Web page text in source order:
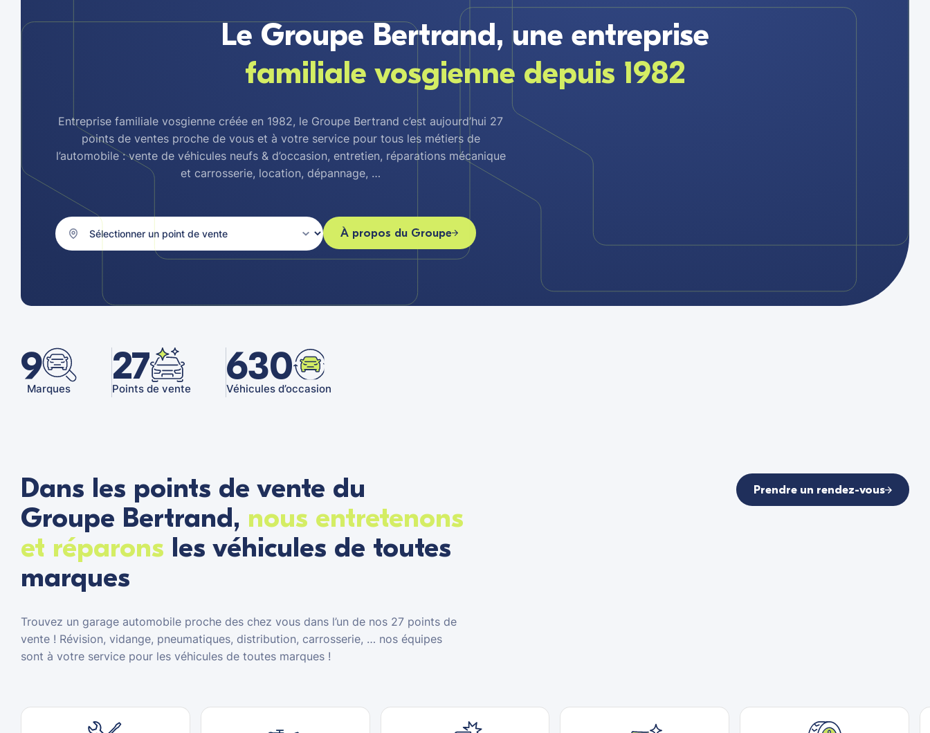
Le Groupe Bertrand, une entreprise
familiale vosgienne depuis 1982
Entreprise familiale vosgienne créée en 1982, le Groupe Bertrand c’est aujourd’hui 27
points de ventes proche de vous et à votre service pour tous les métiers de
l’automobile : vente de véhicules neufs & d’occasion, entretien, réparations mécanique
et carrosserie, location, dépannage, …
À propos du Groupe
9
Marques 27
Points de vente 630
Véhicules d’occasion
Dans les points de vente du
Groupe Bertrand, nous entretenons
et réparons les véhicules de toutes
marques
Trouvez un garage automobile proche des chez vous dans l’un de nos 27 points de
vente ! Révision, vidange, pneumatiques, distribution, carrosserie, … nos équipes
sont à votre service pour les véhicules de toutes marques !
Prendre un rendez-vous